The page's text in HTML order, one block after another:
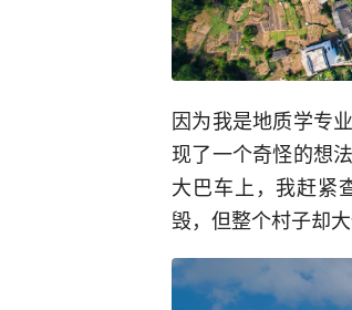
因为我是地质学专
现了一个奇怪的想
大巴车上，我赶紧
毁，但整个村子却